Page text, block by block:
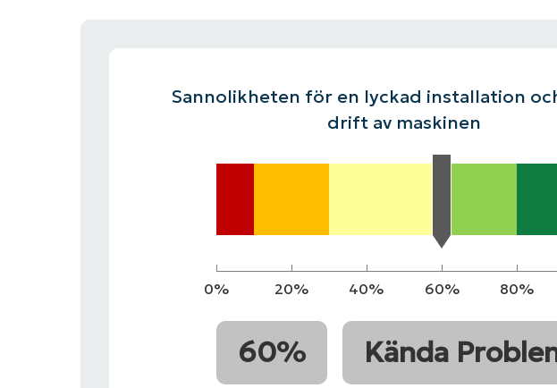
Sannolikheten för en lyckad installation
drift av maskinen
0% 20% 40% 60% 80%
60% Kända